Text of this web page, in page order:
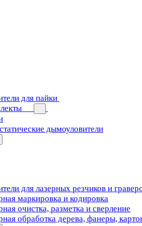
для пайки
дымоуловители
для лазерных резчиков и
маркировка и кодировка
очистка, разметка и сверление
обработка дерева, фанеры,